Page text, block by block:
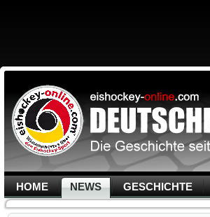
HOME NEWS GESCHICHTE